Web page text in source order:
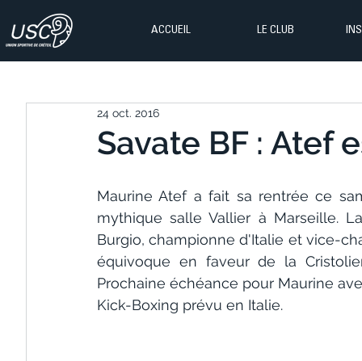
ACCUEIL LE CLUB
Savate BF : Atef
24 oct. 2016
Maurine Atef a fait sa rentrée ce
mythique salle Vallier à Marseille.
Burgio, championne d'Italie et vice-
équivoque en faveur de la
Prochaine échéance pour Maurine
Kick-Boxing prévu en Italie.